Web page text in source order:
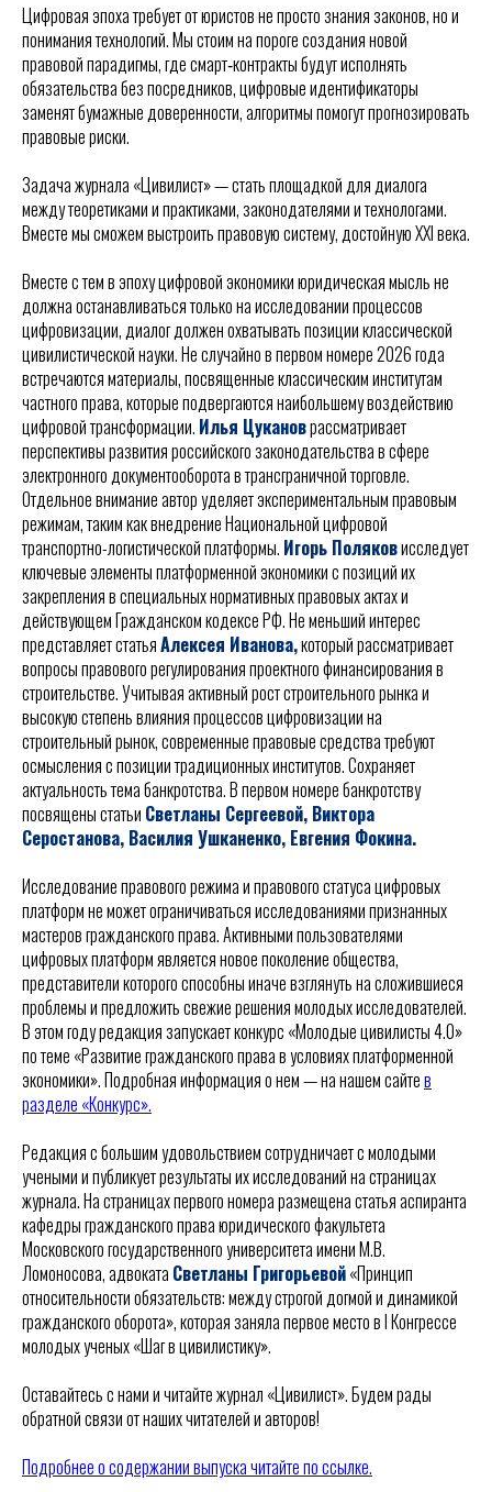
Цифровая эпоха требует от юристов не просто знания законов, но и
понимания технологий. Мы стоим на пороге создания новой
правовой парадигмы, где смарт‑контракты будут исполнять
обязательства без посредников, цифровые идентификаторы
заменят бумажные доверенности, алгоритмы помогут прогнозировать
правовые риски.
Задача журнала «Цивилист» — стать площадкой для диалога
между теоретиками и практиками, законодателями и технологами.
Вместе мы сможем выстроить правовую систему, достойную XXI века.
Вместе с тем в эпоху цифровой экономики юридическая мысль не
должна останавливаться только на исследовании процессов
цифровизации, диалог должен охватывать позиции классической
цивилистической науки. Не случайно в первом номере 2026 года
встречаются материалы, посвященные классическим институтам
частного права, которые подвергаются наибольшему воздействию
цифровой трансформации. Илья Цукановрассматривает
перспективы развития российского законодательства в сфере
электронного документооборота в трансграничной торговле.
Отдельное внимание автор уделяет экспериментальным правовым
режимам, таким как внедрение Национальной цифровой
транспортно-логистической платформы. Игорь Поляковисследует
ключевые элементы платформенной экономики с позиций их
закрепления в специальных нормативных правовых актах и
действующем Гражданском кодексе РФ. Не меньший интерес
представляет статьяАлексея Иванова,который рассматривает
вопросы правового регулирования проектного финансирования в
строительстве. Учитывая активный рост строительного рынка и
высокую степень влияния процессов цифровизации на
строительный рынок, современные правовые средства требуют
осмысления с позиции традиционных институтов. Сохраняет
актуальность тема банкротства. В первом номере банкротству
посвящены статьи Светланы Сергеевой, Виктора
Серостанова, Василия Ушканенко, Евгения Фокина.
Исследование правового режима и правового статуса цифровых
платформ не может ограничиваться исследованиями признанных
мастеров гражданского права. Активными пользователями
цифровых платформ является новое поколение общества,
представители которого способны иначе взглянуть на сложившиеся
проблемы и предложить свежие решения молодых исследователей.
В этом году редакция запускает конкурс «Молодые цивилисты 4.0»
по теме «Развитие гражданского права в условиях платформенной
экономики». Подробная информация о нем — на нашем сайтев
разделе «Конкурс».
Редакция с большим удовольствием сотрудничает с молодыми
учеными и публикует результаты их исследований на страницах
журнала. На страницах первого номера размещена статья аспиранта
кафедры гражданского права юридического факультета
Московского государственного университета имени М.В.
Ломоносова, адвоката Светланы Григорьевой«Принцип
относительности обязательств: между строгой догмой и динамикой
гражданского оборота», которая заняла первое место в I Конгрессе
молодых ученых «Шаг в цивилистику».
Оставайтесь с нами и читайте журнал «Цивилист». Будем рады
обратной связи от наших читателей и авторов!
Подробнее о содержании выпуска читайте по ссылке.